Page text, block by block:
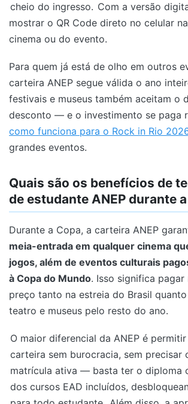
cheio do ingresso. Com a versão
mostrar o QR Code direto no celular
cinema ou do evento.
Para quem já está de olho em outros
carteira ANEP segue válida o ano
festivais e museus também aceitam o
desconto — e o investimento se paga
como funciona para o Rock in Rio
grandes eventos.
Quais são os benefícios de
de estudante ANEP durante
Durante a Copa, a carteira ANEP
meia-entrada em qualquer cinema
jogos, além de eventos culturais
à Copa do Mundo. Isso significa pagar
preço tanto na estreia do Brasil
teatro e museus pelo resto do ano.
O maior diferencial da ANEP é
carteira sem burocracia, sem precisar
matrícula ativa — basta ter o diploma
dos cursos EAD incluídos,